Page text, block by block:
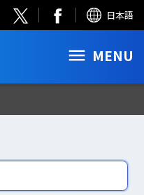
日本語
MENU